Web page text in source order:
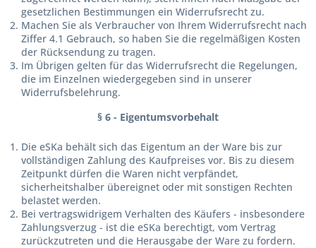
gesetzlichen Bestimmungen ein Widerrufsrecht zu.
Machen Sie als Verbraucher von Ihrem Widerrufsrecht nach
Ziffer 4.1 Gebrauch, so haben Sie die regelmäßigen Kosten
der Rücksendung zu tragen.
Im Übrigen gelten für das Widerrufsrecht die Regelungen,
die im Einzelnen wiedergegeben sind in unserer
Widerrufsbelehrung.
§ 6 - Eigentumsvorbehalt
Die eSKa behält sich das Eigentum an der Ware bis zur
vollständigen Zahlung des Kaufpreises vor. Bis zu diesem
Zeitpunkt dürfen die Waren nicht verpfändet,
sicherheitshalber übereignet oder mit sonstigen Rechten
belastet werden.
Bei vertragswidrigem Verhalten des Käufers - insbesondere
Zahlungsverzug - ist die eSKa berechtigt, vom Vertrag
zurückzutreten und die Herausgabe der Ware zu fordern.